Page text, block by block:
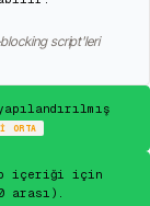
script'leri
ORTA
içeriği için
arası).